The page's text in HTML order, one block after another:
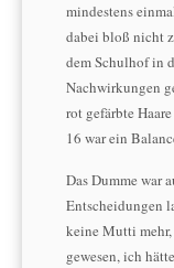
mindestens
dabei bloß nicht
dem Schulhof in
Nachwirkungen
rot gefärbte
16 war ein
Das Dumme war
Entscheidungen
keine Mutti mehr,
gewesen, ich